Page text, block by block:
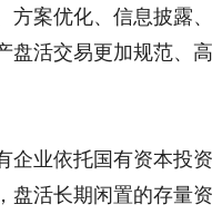
案优化、信息披露
活交易更加规范、
企业依托国有资本投
活长期闲置的存量